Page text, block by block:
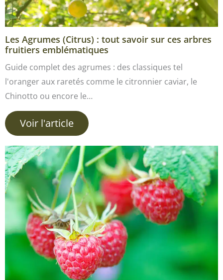
Les Agrumes (Citrus) : tout savoir sur ces arbres
fruitiers emblématiques
Guide complet des agrumes : des classiques tel
l'oranger aux raretés comme le citronnier caviar, le
Chinotto ou encore le…
Voir l'article